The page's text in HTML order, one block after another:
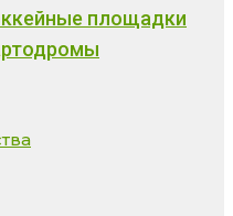
площадки